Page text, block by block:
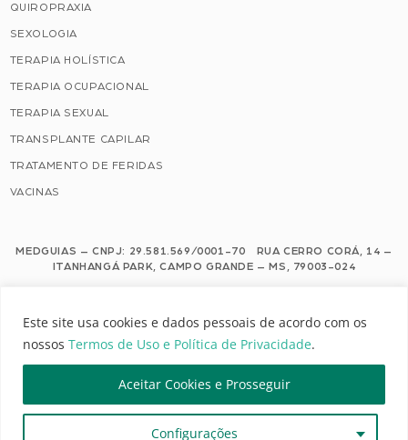
Este site usa cookies e dados pessoais de acordo com os
nossos Termos de Uso e Política de Privacidade.
Configurações
Aceitar Cookies e Prosseguir
QUIROPRAXIA
SEXOLOGIA
TERAPIA HOLÍSTICA
TERAPIA OCUPACIONAL
TERAPIA SEXUAL
TRANSPLANTE CAPILAR
TRATAMENTO DE FERIDAS
VACINAS
MEDGUIAS – CNPJ: 29.581.569/0001-70 RUA CERRO CORÁ, 14 –
ITANHANGÁ PARK, CAMPO GRANDE – MS, 79003-024
Este site usa cookies e dados pessoais de acordo com os nossos Termos de
Uso e Política de Privacidade.
Configuração de Cookies
MEDGUIAS | TODOS OS DIREITOS RESERVADOS